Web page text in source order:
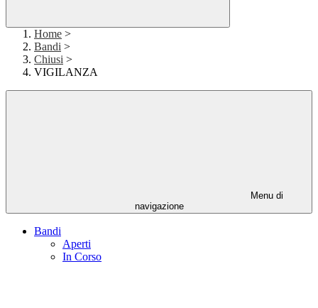
Home >
Bandi >
Chiusi >
VIGILANZA
Menu di
navigazione
Bandi
Aperti
In Corso